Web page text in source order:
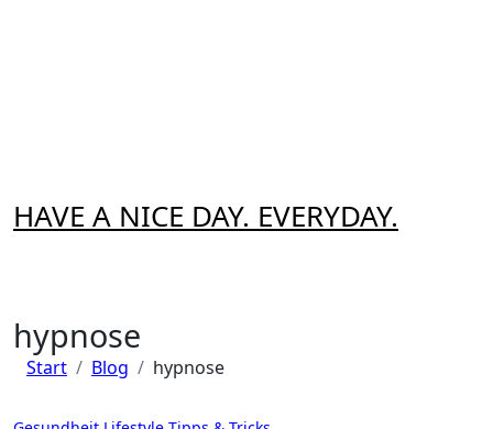
HAVE A NICE DAY. EVERYDAY.
hypnose
Start Blog hypnose